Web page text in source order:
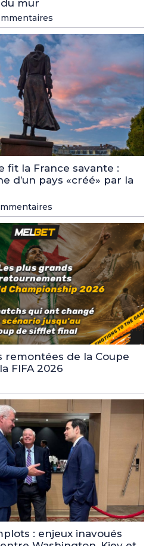
mur
fit la France savante :
d’un pays «créé» par la
remontées de la Coupe
FIFA 2026
: enjeux inavoués